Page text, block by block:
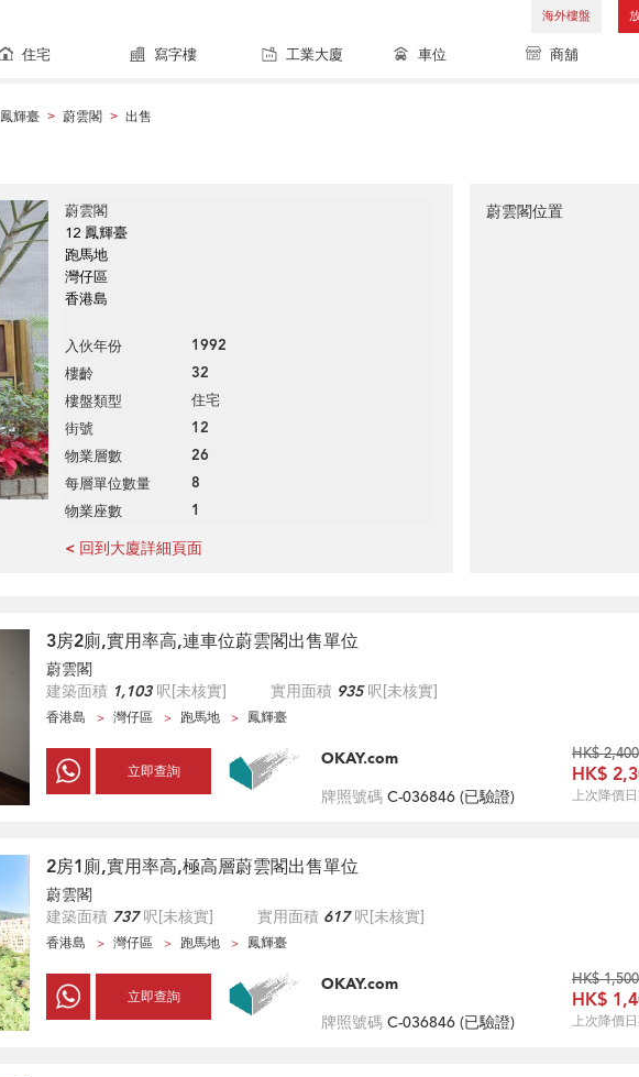
海外樓盤
住宅 寫字樓 工業大廈 車位 商舖
鳳輝臺 > 蔚雲閣 > 出售
蔚雲閣
12 鳳輝臺
跑馬地
灣仔區
香港島
入伙年份 1992
樓齡 32
樓盤類型 住宅
街號 12
物業層數 26
每層單位數量 8
物業座數 1
< 回到大廈詳細頁面
蔚雲閣位置
3房2廁,實用率高,連車位蔚雲閣出售單位
蔚雲閣
建築面積 1,103呎[未核實] 實用面積 935呎[未核實]
香港島 灣仔區 跑馬地 鳳輝臺
立即查詢
OKAY.com
牌照號碼 C-036846 (已驗證)
HK$
HK$
上次降價
2房1廁,實用率高,極高層蔚雲閣出售單位
蔚雲閣
建築面積 737呎[未核實] 實用面積 617呎[未核實]
香港島 灣仔區 跑馬地 鳳輝臺
立即查詢
OKAY.com
牌照號碼 C-036846 (已驗證)
HK$
HK$
上次降價